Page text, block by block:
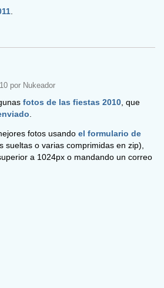
por Nukeador
fotos de las fiestas 2010 , que
fotos usando el formulario de
sueltas o varias comprimidas en zip),
a 1024px o mandando un correo